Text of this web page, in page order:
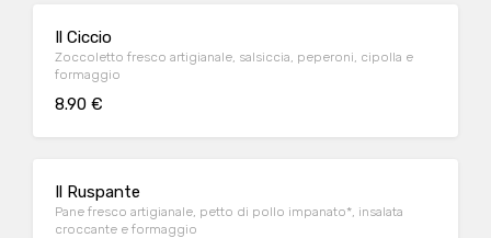
Il Ciccio
Zoccoletto fresco artigianale, salsiccia, peperoni, cipolla e
formaggio
8.90 €
Il Ruspante
Pane fresco artigianale, petto di pollo impanato*, insalata
croccante e formaggio